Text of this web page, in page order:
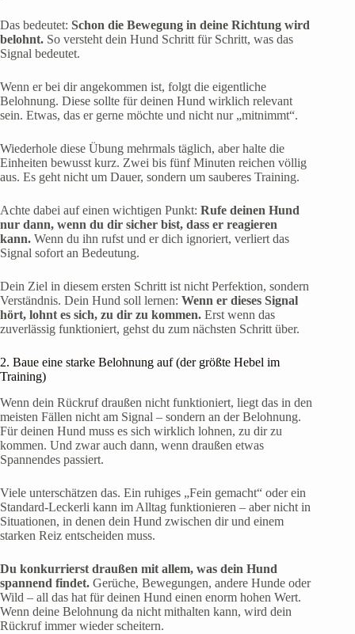
Das bedeutet: Schon die Bewegung in deine Richtung wird
belohnt. So versteht dein Hund Schritt für Schritt, was das
Signal bedeutet.
Wenn er bei dir angekommen ist, folgt die eigentliche
Belohnung. Diese sollte für deinen Hund wirklich relevant
sein. Etwas, das er gerne möchte und nicht nur „mitnimmt“.
Wiederhole diese Übung mehrmals täglich, aber halte die
Einheiten bewusst kurz. Zwei bis fünf Minuten reichen völlig
aus. Es geht nicht um Dauer, sondern um sauberes Training.
Achte dabei auf einen wichtigen Punkt: Rufe deinen Hund
nur dann, wenn du dir sicher bist, dass er reagieren
kann. Wenn du ihn rufst und er dich ignoriert, verliert das
Signal sofort an Bedeutung.
Dein Ziel in diesem ersten Schritt ist nicht Perfektion, sondern
Verständnis. Dein Hund soll lernen: Wenn er dieses Signal
hört, lohnt es sich, zu dir zu kommen. Erst wenn das
zuverlässig funktioniert, gehst du zum nächsten Schritt über.
2. Baue eine starke Belohnung auf (der größte Hebel im
Training)
Wenn dein Rückruf draußen nicht funktioniert, liegt das in den
meisten Fällen nicht am Signal – sondern an der Belohnung.
Für deinen Hund muss es sich wirklich lohnen, zu dir zu
kommen. Und zwar auch dann, wenn draußen etwas
Spannendes passiert.
Viele unterschätzen das. Ein ruhiges „Fein gemacht“ oder ein
Standard-Leckerli kann im Alltag funktionieren – aber nicht in
Situationen, in denen dein Hund zwischen dir und einem
starken Reiz entscheiden muss.
Du konkurrierst draußen mit allem, was dein Hund
spannend findet. Gerüche, Bewegungen, andere Hunde oder
Wild – all das hat für deinen Hund einen enorm hohen Wert.
Wenn deine Belohnung da nicht mithalten kann, wird dein
Rückruf immer wieder scheitern.